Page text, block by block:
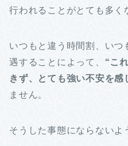
行われることがとても多く
いつもと違う時間割、いつ
遇することによって、 “こ
きず、とても強い不安を感
ません。
そうした事態にならないよ